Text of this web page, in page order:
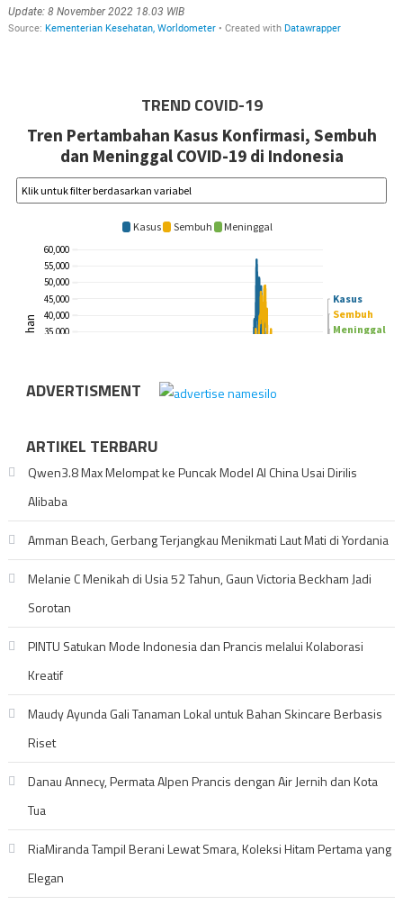
TREND COVID-19
ADVERTISMENT
ARTIKEL TERBARU
Qwen3.8 Max Melompat ke Puncak Model AI China Usai Dirilis
Alibaba
Amman Beach, Gerbang Terjangkau Menikmati Laut Mati di Yordania
Melanie C Menikah di Usia 52 Tahun, Gaun Victoria Beckham Jadi
Sorotan
PINTU Satukan Mode Indonesia dan Prancis melalui Kolaborasi
Kreatif
Maudy Ayunda Gali Tanaman Lokal untuk Bahan Skincare Berbasis
Riset
Danau Annecy, Permata Alpen Prancis dengan Air Jernih dan Kota
Tua
RiaMiranda Tampil Berani Lewat Smara, Koleksi Hitam Pertama yang
Elegan